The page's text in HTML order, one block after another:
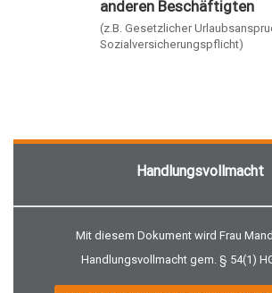
anderen Beschäftigten
(z.B. Gesetzlicher
Sozialversicherungspflicht)
Handlungsvollmacht
Mit diesem Dokument wird Frau
Handlungsvollmacht gem. § 54(1)